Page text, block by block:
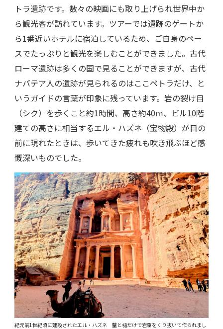
トラ遺跡です。数々の映画にも取り上げられ世界中か
ら観光客が訪れています。ツアーでは遺跡のゲートか
ら1番近いホテルに宿泊しているため、ご自身のペー
スでたっぷりと観光を楽しむことができました。古代
ローマ遺跡は多くの国で見ることができますが、古代
ナバテア人の遺跡が見られるのはここペトラだけ、と
いうガイドの言葉が印象に残っています。岩の裂け目
（シク）を歩くこと約1時間、高さ約40ⅿ、ビル10階
建ての高さに相当するエル・ハズネ（宝物殿）が目の
前に現れたときは、歩いてきた疲れも吹き飛ぶほど感
慨深いものでした。
紀元前1世紀頃に建設されたエル・ハズネ 鑿と槌だけで岩窟をくり抜いて作られまし